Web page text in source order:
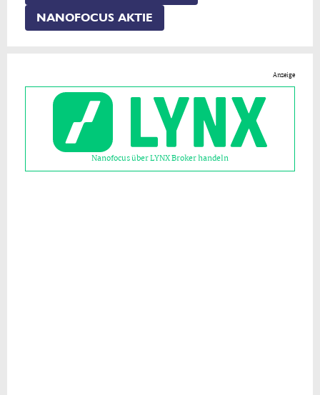
NANOFOCUS AKTIE
Anzeige
Nanofocus über LYNX Broker handeln